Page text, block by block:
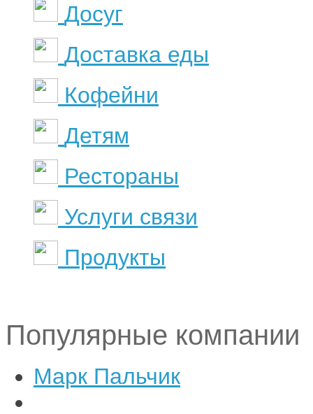
Досуг
Доставка еды
Кофейни
Детям
Рестораны
Услуги связи
Продукты
Популярные компании
Марк Пальчик